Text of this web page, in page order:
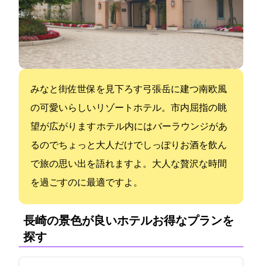
みなと街佐世保を見下ろす弓張岳に建つ南欧風
の可愛いらしいリゾートホテル。市内屈指の眺
望が広がります ホテル内にはバーラウンジがあ
るのでちょっと大人だけでしっぽりお酒を飲ん
で旅の思い出を語れますよ。大人な贅沢な時間
を過ごすのに最適ですよ。
長崎の景色が良いホテル:お得なプランを
探す